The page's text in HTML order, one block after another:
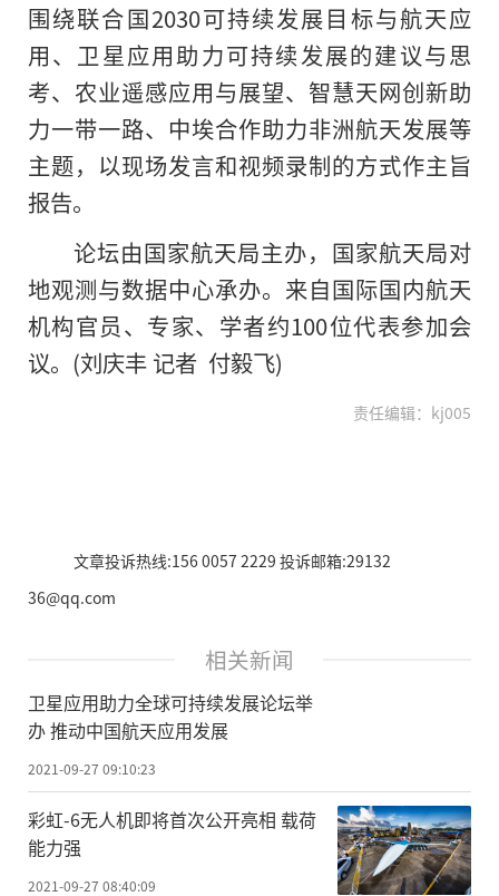
围绕联合国2030可持续发展目标与航天应
用、卫星应用助力可持续发展的建议与思
考、农业遥感应用与展望、智慧天网创新助
力一带一路、中埃合作助力非洲航天发展等
主题，以现场发言和视频录制的方式作主旨
报告。
论坛由国家航天局主办，国家航天局对
地观测与数据中心承办。来自国际国内航天
机构官员、专家、学者约100位代表参加会
议。(刘庆丰 记者 付毅飞)
责任编辑：kj005
文章投诉热线:156 0057 2229 投诉邮箱:29132
36@qq.com
相关新闻
卫星应用助力全球可持续发展论坛举
办 推动中国航天应用发展
2021-09-27 09:10:23
彩虹-6无人机即将首次公开亮相 载荷
能力强
2021-09-27 08:40:09